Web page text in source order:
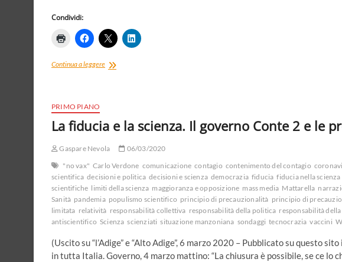
Condividi:
Continua a leggereIl
i
e
veri
stupidi.
L’ora
dei
doveri
verso
comunità
PRIMO PIANO
La fiducia e la scienza. Il governo Conte 2 e le
Gaspare Nevola
06/03/2020
"no vax" Carlo Verdone comunicazione contagio contenimento del contagio
scientifica decisioni e politica decisioni e scienza democrazia fiducia fiducia nella scienza
scientifiche limiti della scienza maggioranza e opposizione mass media Mattarella
Sanità pandemia populismo scientifico principio di precauzionalità principio di
limitata relatività responsabilità collettiva responsabilità della politica responsabilità
antiscientifico Scienza scienziati situazione manzoniana sondaggi tecnocrazia vaccini
(Uscito su “l’Adige” e “Alto Adige”, 6 marzo 2020 – Pubblicato su questo
in tutta Italia. Governo, 4 marzo mattino: “La chiusura è possibile, se ce lo